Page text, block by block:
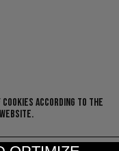
ACCORDING TO THE